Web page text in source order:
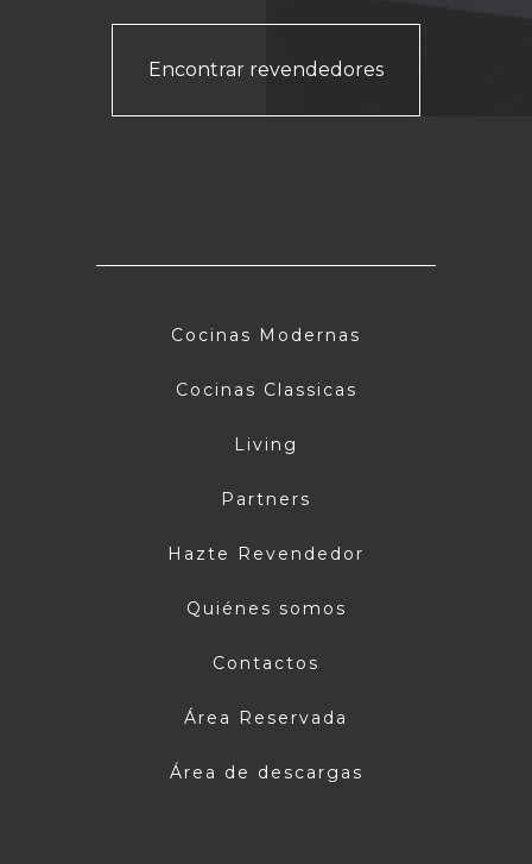
Encontrar revendedores
Cocinas Modernas
Cocinas Classicas
Living
Partners
Hazte Revendedor
Quiénes somos
Contactos
Área Reservada
Área de descargas